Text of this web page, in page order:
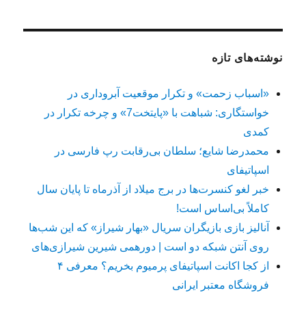
نوشته‌های تازه
«اسباب زحمت» و تکرار موقعیت آبروداری در
خواستگاری: شباهت با «پایتخت7» و چرخه تکرار در
کمدی
محمدرضا شایع؛ سلطان بی‌رقابت رپ فارسی در
اسپاتیفای
خبر لغو کنسرت‌ها در برج میلاد از آذرماه تا پایان سال
کاملاً بی‌اساس است!
آنالیز بازی بازیگران سریال «بهار شیراز» که این شب‌ها
روی آنتن شبکه دو است | دورهمی شیرین شیرازی‌های
از کجا اکانت اسپاتیفای پرمیوم بخریم؟ معرفی ۴
فروشگاه معتبر ایرانی